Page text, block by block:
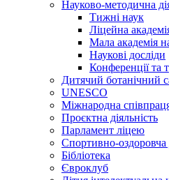
Науково-методична
Тижні наук
Ліцейна
Мала академія
Наукові досліди
Конференції та
Дитячий ботанічний
UNESCO
Міжнародна
Проєктна діяльність
Парламент ліцею
Спортивно-оздоровча
Бібліотека
Євроклуб